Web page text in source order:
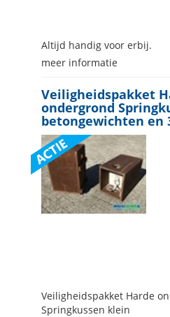
Altijd handig voor erbij.
meer informatie
Veiligheidspakket
ondergrond
betongewichten en
Veiligheidspakket Harde
Springkussen klein